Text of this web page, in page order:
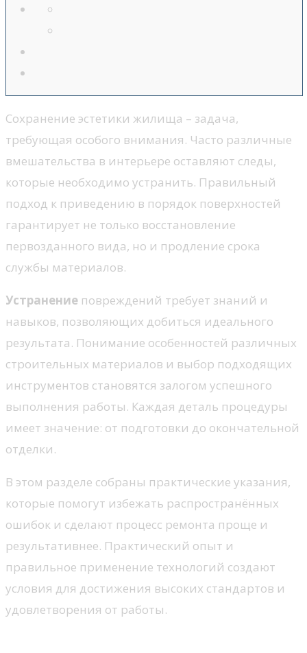
Сохранение эстетики жилища – задача,
требующая особого внимания. Часто различные
вмешательства в интерьере оставляют следы,
которые необходимо устранить. Правильный
подход к приведению в порядок поверхностей
гарантирует не только восстановление
первозданного вида, но и продление срока
службы материалов.
Устранение повреждений требует знаний и
навыков, позволяющих добиться идеального
результата. Понимание особенностей различных
строительных материалов и выбор подходящих
инструментов становятся залогом успешного
выполнения работы. Каждая деталь процедуры
имеет значение: от подготовки до окончательной
отделки.
В этом разделе собраны практические указания,
которые помогут избежать распространённых
ошибок и сделают процесс ремонта проще и
результативнее. Практический опыт и
правильное применение технологий создают
условия для достижения высоких стандартов и
удовлетворения от работы.